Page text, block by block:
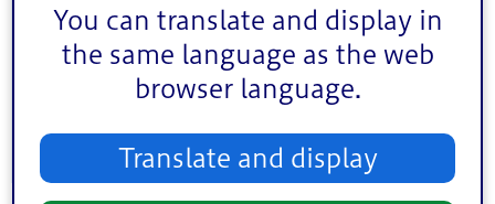
You can translate and display in
the same language as the web
browser language.
Translate and display
都市計画道路事業について
江戸川区全体のまちづくり計画
道路に関すること
建築に関すること